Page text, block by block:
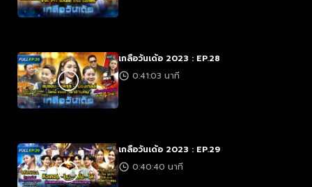
เกลือวันเด้อ 2023 : EP.28
0:41:03 นาที
เกลือวันเด้อ 2023 : EP.29
0:40:40 นาที